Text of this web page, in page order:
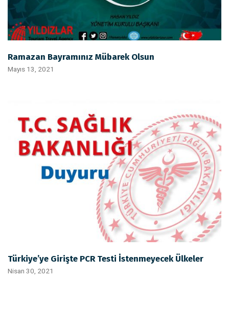
Ramazan Bayramınız Mübarek Olsun
Mayıs 13, 2021
Türkiye’ye Girişte PCR Testi İstenmeyecek Ülkeler
Nisan 30, 2021